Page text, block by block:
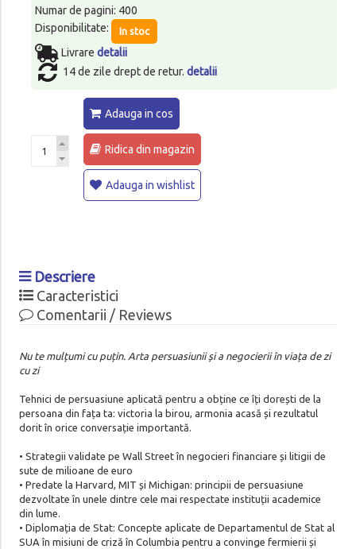
Numar de pagini: 400
Disponibilitate:
In stoc
Livrare detalii
14 de zile drept de retur. detalii
Adauga in cos
Ridica din magazin
Adauga in wishlist
Descriere
Caracteristici
Comentarii / Reviews
Nu te mulțumi cu puțin. Arta persuasiunii și a negocierii în viața de zi
cu zi
Tehnici de persuasiune aplicată pentru a obține ce îți dorești de la
persoana din fața ta: victoria la birou, armonia acasă și rezultatul
dorit în orice conversație importantă.
• Strategii validate pe Wall Street în negocieri financiare și litigii de
sute de milioane de euro
• Predate la Harvard, MIT și Michigan: principii de persuasiune
dezvoltate în unele dintre cele mai respectate instituții academice
din lume.
• Diplomația de Stat: Concepte aplicate de Departamentul de Stat al
SUA în misiuni de criză în Columbia pentru a convinge fermierii și